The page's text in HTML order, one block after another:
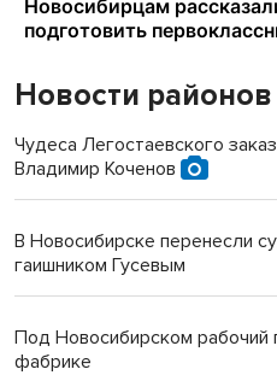
Новости районов
Чудеса Легостаевского
Владимир Коченов
В Новосибирске перенесли
гаишником Гусевым
Под Новосибирском рабочий
фабрике